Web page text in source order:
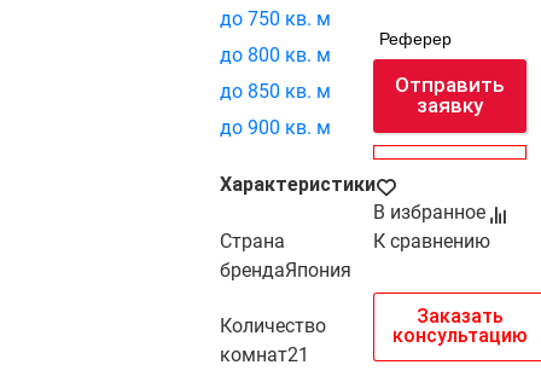
Реферер
Отправить
заявку
В избранное
К сравнению
Заказать
консультацию
до 750 кв. м
до 800 кв. м
до 850 кв. м
до 900 кв. м
Характеристики
Страна
брендаЯпония
Количество
комнат21